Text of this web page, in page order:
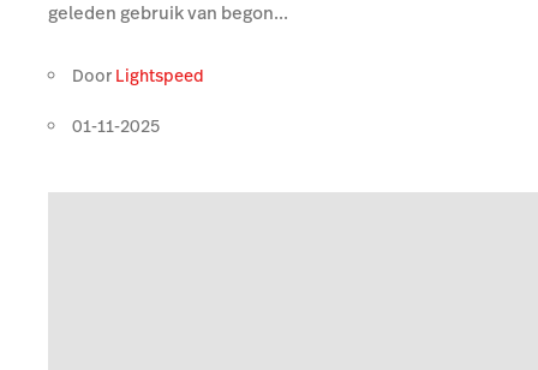
geleden gebruik van begon...
Door Lightspeed
01-11-2025